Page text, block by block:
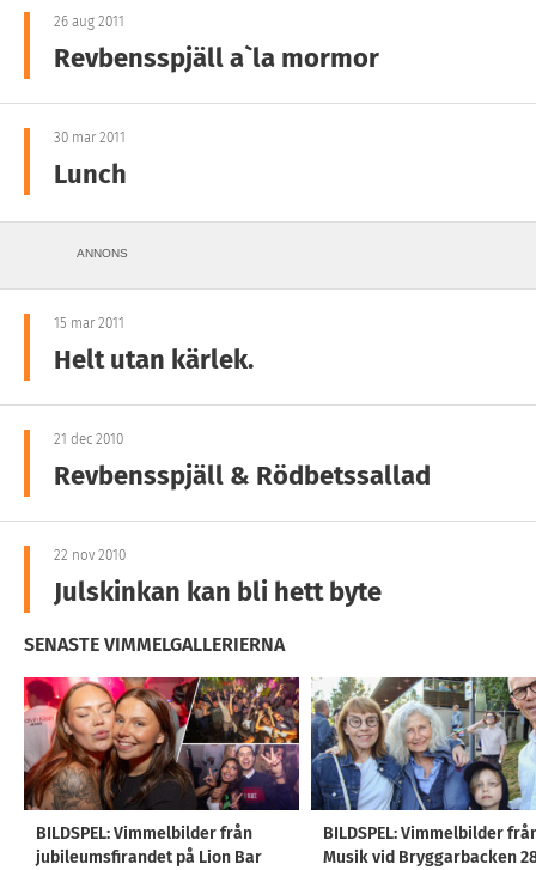
26 aug 2011
Revbensspjäll a`la mormor
30 mar 2011
Lunch
ANNONS
15 mar 2011
Helt utan kärlek.
21 dec 2010
Revbensspjäll & Rödbetssallad
22 nov 2010
Julskinkan kan bli hett byte
SENASTE VIMMELGALLERIERNA
BILDSPEL: Vimmelbilder från
jubileumsfirandet på Lion Bar
BILDSPEL: Vimmelbilder
Musik vid Bryggarbacken